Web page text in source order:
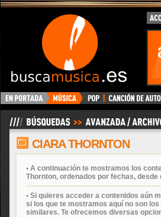
BuscaMusica.es
CIARA THORNTON
• A continuación te mostramos los
Thornton, ordenados por fechas,
• Si quieres acceder a contenidos aún
si los que te mostramos aquí no son
similares. Te ofrecemos diversas